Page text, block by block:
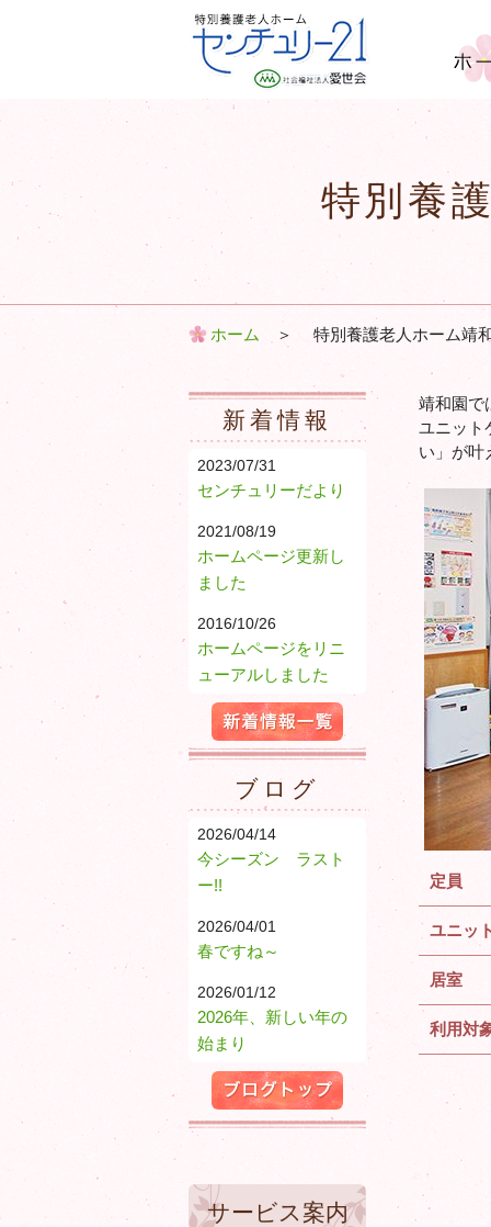
特別養護老人ホーム セン
特別養
ホーム ＞ 特別養護老人ホーム靖
靖和園で
ユニット
い」が叶
定員
ユニッ
居室
利用対
新着情報
2023/07/31
センチュリーだより
2021/08/19
ホームページ更新し
ました
2016/10/26
ホームページをリニ
ューアルしました
新着情報一覧
ブログ
2026/04/14
今シーズン ラスト
ー!!
2026/04/01
春ですね～
2026/01/12
2026年、新しい年の
始まり
ブログトップ
サービス案内